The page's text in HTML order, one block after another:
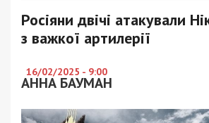
Росіяни двічі атакували
з важкої артилерії
16/02/2025 - 9:00
АННА БАУМАН